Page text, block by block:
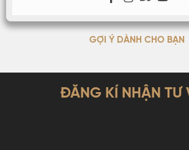
GỢI Ý DÀNH CHO BẠN
ĐĂNG KÍ NHẬN TƯ